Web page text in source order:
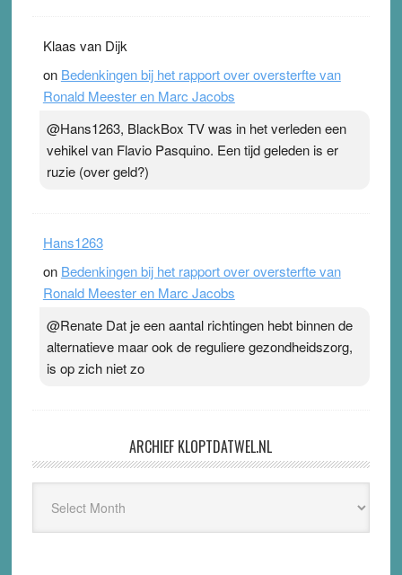
Klaas van Dijk
on Bedenkingen bij het rapport over oversterfte van
Ronald Meester en Marc Jacobs
@Hans1263, BlackBox TV was in het verleden een
vehikel van Flavio Pasquino. Een tijd geleden is er
ruzie (over geld?)
Hans1263
on Bedenkingen bij het rapport over oversterfte van
Ronald Meester en Marc Jacobs
@Renate Dat je een aantal richtingen hebt binnen de
alternatieve maar ook de reguliere gezondheidszorg,
is op zich niet zo
ARCHIEF KLOPTDATWEL.NL
Kloptdatwel.nl